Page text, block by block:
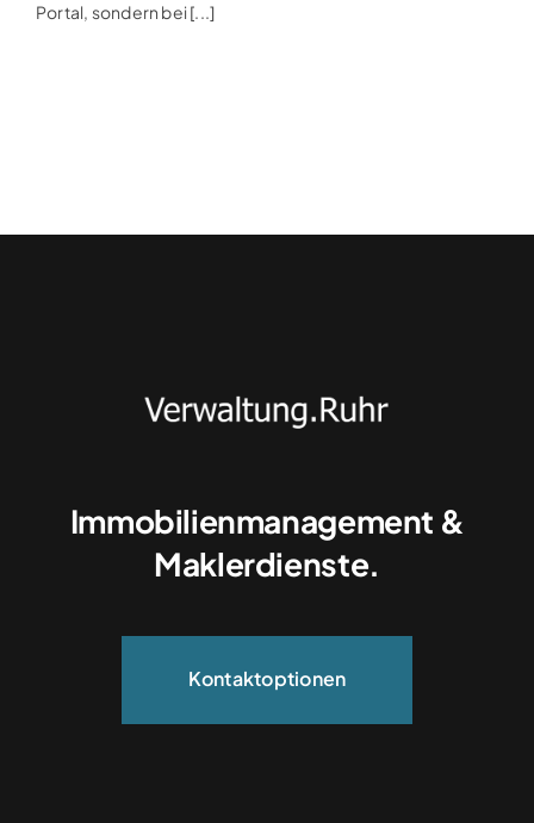
Portal, sondern bei [...]
Immobilienmanagement &
Maklerdienste.
Kontaktoptionen